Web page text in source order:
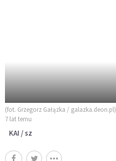
(fot. Grzegorz Gałązka / galazka.deon.pl)
7 lat temu
KAI / sz